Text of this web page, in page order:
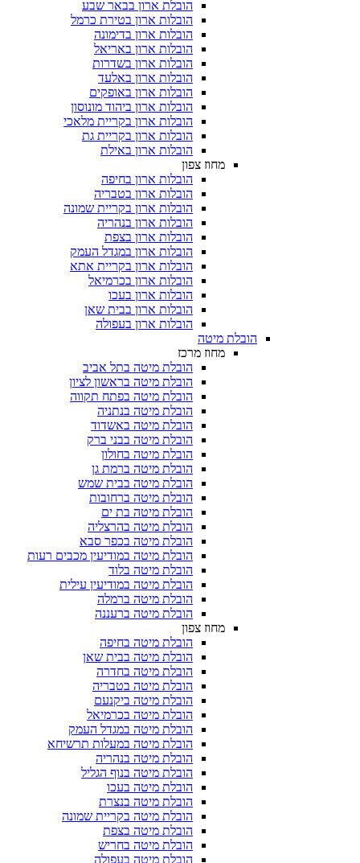
הובלת ארון בבאר שבע
הובלות ארון בטירת כרמל
הובלות ארון בדימונה
הובלות ארון באריאל
הובלות ארון בשדרות
הובלות ארון באלעד
הובלות ארון באופקים
הובלות ארון ביהוד מונוסון
הובלות ארון בקריית מלאכי
הובלות ארון בקריית גת
הובלות ארון באילת
מחוז צפון
הובלות ארון בחיפה
הובלות ארון בטבריה
הובלות ארון בקריית שמונה
הובלות ארון בנהריה
הובלות ארון בצפת
הובלות ארון במגדל העמק
הובלות ארון בקריית אתא
הובלות ארון בכרמיאל
הובלות ארון בעכו
הובלות ארון בבית שאן
הובלות ארון בעפולה
הובלת מיטה
מחוז מרכז
הובלת מיטה בתל אביב
הובלת מיטה בראשון לציון
הובלת מיטה בפתח תקווה
הובלת מיטה בנתניה
הובלת מיטה באשדוד
הובלת מיטה בבני ברק
הובלת מיטה בחולון
הובלת מיטה ברמת גן
הובלת מיטה בבית שמש
הובלת מיטה ברחובות
הובלת מיטה בת ים
הובלת מיטה בהרצליה
הובלת מיטה בכפר סבא
הובלת מיטה במודיעין מכבים רעות
הובלת מיטה בלוד
הובלת מיטה במודיעין עילית
הובלת מיטה ברמלה
הובלת מיטה ברעננה
מחוז צפון
הובלת מיטה בחיפה
הובלת מיטה בבית שאן
הובלת מיטה בחדרה
הובלת מיטה בטבריה
הובלת מיטה ביקנעם
הובלת מיטה בכרמיאל
הובלת מיטה במגדל העמק
הובלת מיטה במעלות תרשיחא
הובלת מיטה בנהריה
הובלת מיטה בנוף הגליל
הובלת מיטה בעכו
הובלת מיטה בנצרת
הובלת מיטה בקריית שמונה
הובלת מיטה בצפת
הובלת מיטה בחריש
הובלת מיטה בעפולה